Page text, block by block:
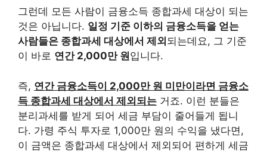
그런데 모든 사람이 금융소득 종합과세 대상이 되는
것은 아닙니다. 일정 기준 이하의 금융소득을 얻는
사람들은 종합과세 대상에서 제외 되는데요, 그 기준
이 바로 연간 2,000만 원입니다.
즉, 연간 금융소득이 2,000만 원 미만이라면 금융소
득 종합과세 대상에서 제외되는 거죠. 이런 분들은
분리과세를 받게 되어 세금 부담이 줄어들게 됩니
다. 가령 주식 투자로 1,000만 원의 수익을 냈다면,
이 금액은 종합과세 대상에서 제외되어 편하게 세금